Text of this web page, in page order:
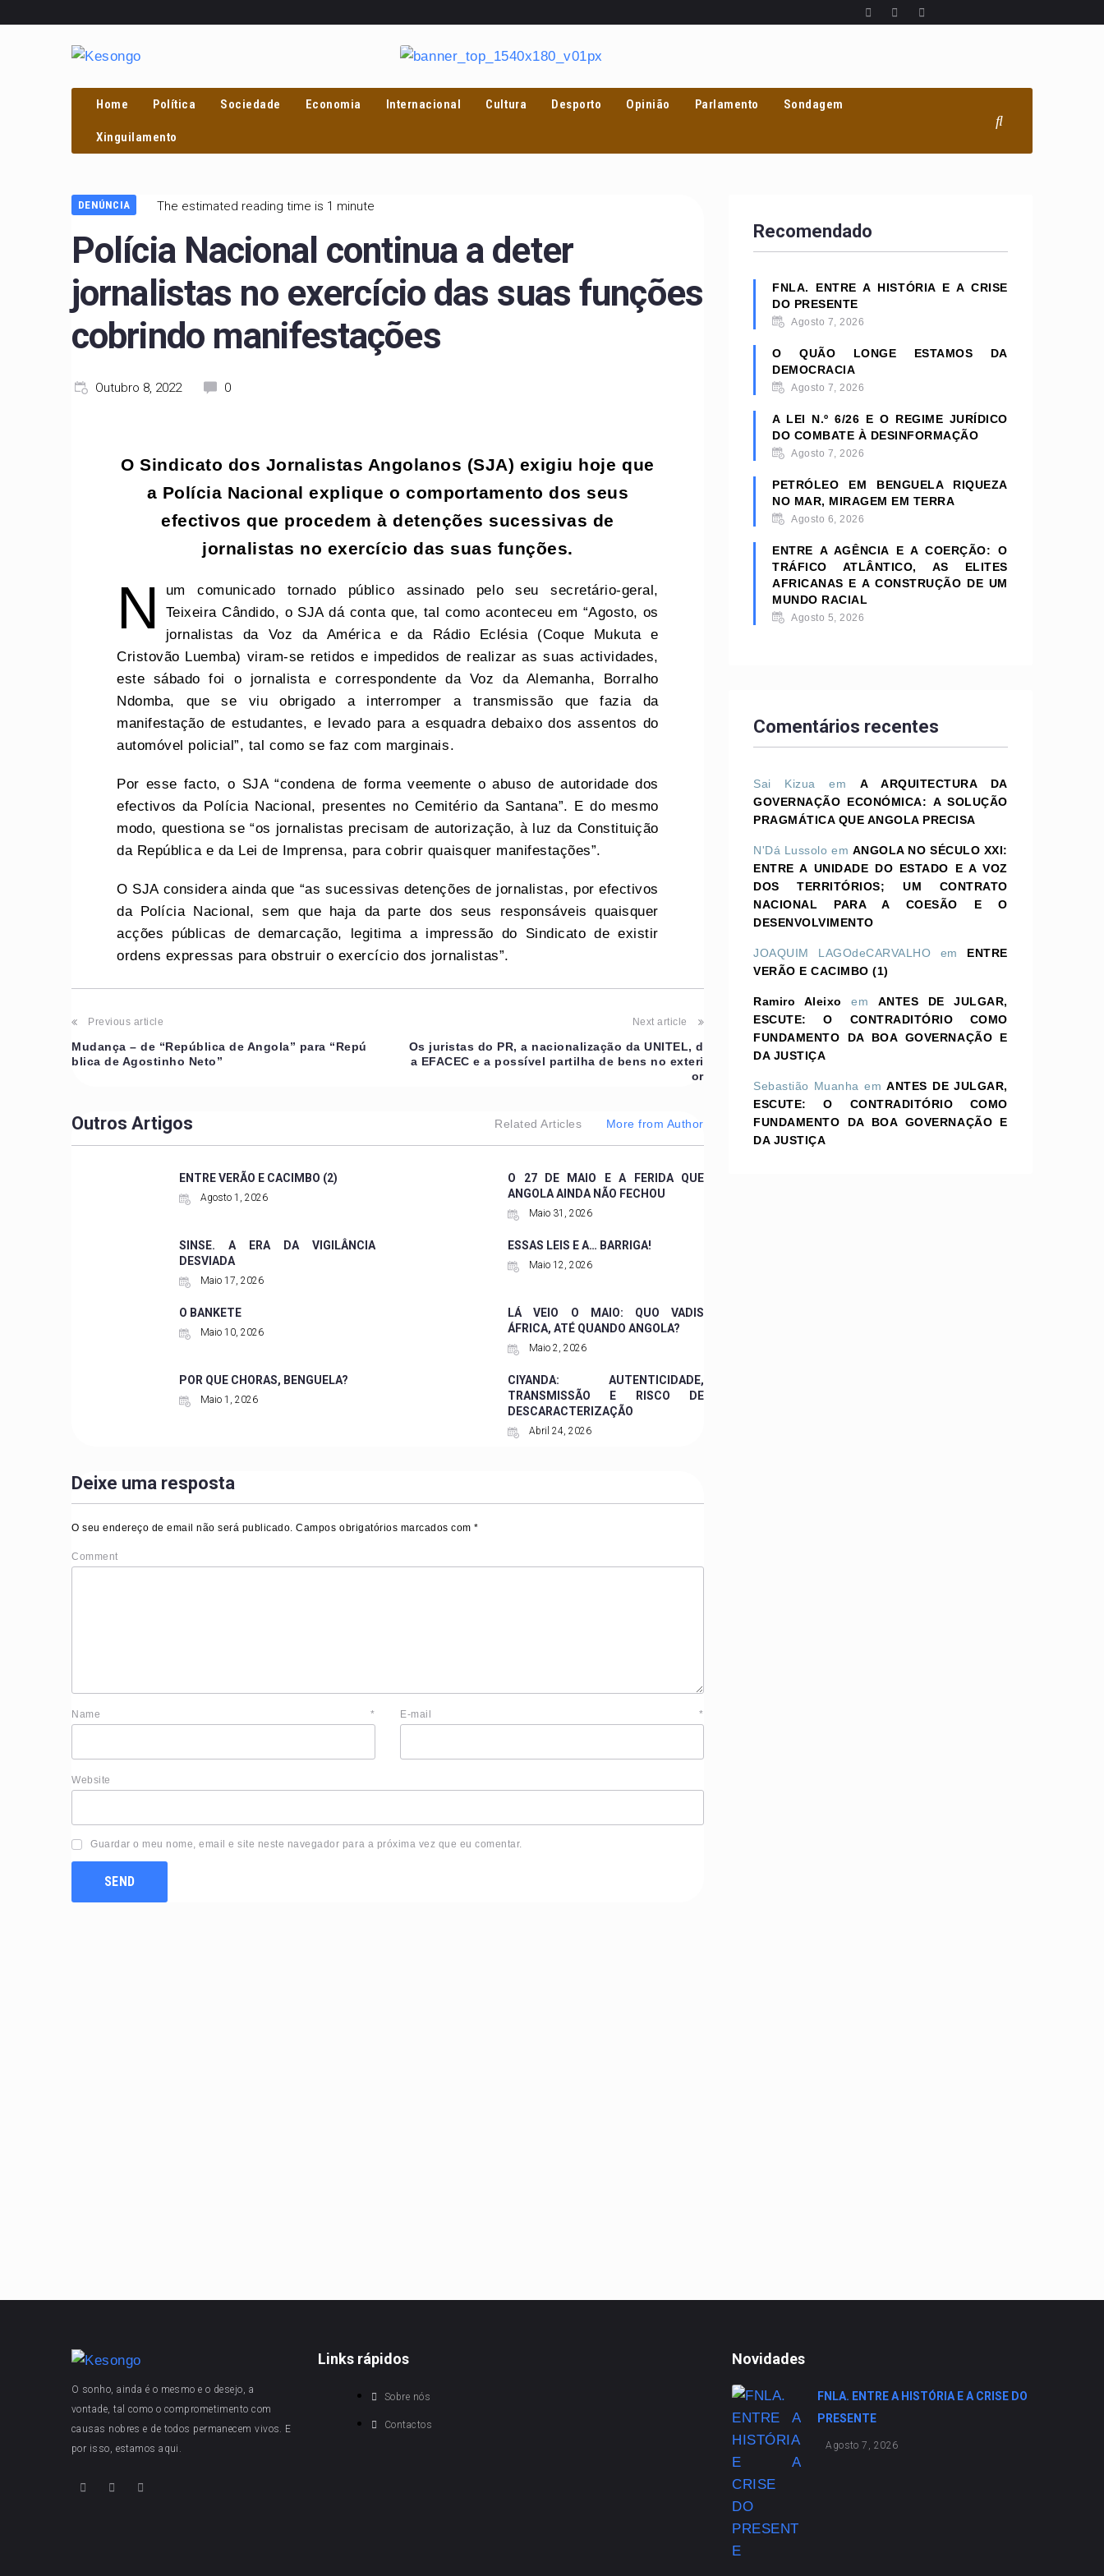
Home Política Sociedade Economia Internacional Cultura Desporto Opinião Parlamento Sondagem
Xinguilamento
DENÚNCIA The estimated reading time is 1 minute
Polícia Nacional continua a deter
jornalistas no exercício das suas funções
cobrindo manifestações
Outubro 8, 2022 0
O Sindicato dos Jornalistas Angolanos (SJA) exigiu hoje que
a Polícia Nacional explique o comportamento dos seus
efectivos que procedem à detenções sucessivas de
jornalistas no exercício das suas funções.
N
um comunicado tornado público assinado pelo seu secretário-geral,
Teixeira Cândido, o SJA dá conta que, tal como aconteceu em “Agosto, os
jornalistas da Voz da América e da Rádio Eclésia (Coque Mukuta e
Cristovão Luemba) viram-se retidos e impedidos de realizar as suas actividades,
este sábado foi o jornalista e correspondente da Voz da Alemanha, Borralho
Ndomba, que se viu obrigado a interromper a transmissão que fazia da
manifestação de estudantes, e levado para a esquadra debaixo dos assentos do
automóvel policial”, tal como se faz com marginais.
Por esse facto, o SJA “condena de forma veemente o abuso de autoridade dos
efectivos da Polícia Nacional, presentes no Cemitério da Santana”. E do mesmo
modo, questiona se “os jornalistas precisam de autorização, à luz da Constituição
da República e da Lei de Imprensa, para cobrir quaisquer manifestações”.
O SJA considera ainda que “as sucessivas detenções de jornalistas, por efectivos
da Polícia Nacional, sem que haja da parte dos seus responsáveis quaisquer
acções públicas de demarcação, legitima a impressão do Sindicato de existir
ordens expressas para obstruir o exercício dos jornalistas”.
Previous article
Mudança – de “República de Angola” para “Repú
blica de Agostinho Neto”
Next article
Os juristas do PR, a nacionalização da UNITEL, d
a EFACEC e a possível partilha de bens no exteri
or
Outros Artigos Related Articles More from Author
ENTRE VERÃO E CACIMBO (2)
Agosto 1, 2026
O 27 DE MAIO E A FERIDA QUE
ANGOLA AINDA NÃO FECHOU
Maio 31, 2026
SINSE. A ERA DA VIGILÂNCIA
DESVIADA
Maio 17, 2026
ESSAS LEIS E A… BARRIGA!
Maio 12, 2026
O BANKETE
Maio 10, 2026
LÁ VEIO O MAIO: QUO VADIS
ÁFRICA, ATÉ QUANDO ANGOLA?
Maio 2, 2026
POR QUE CHORAS, BENGUELA?
Maio 1, 2026
CIYANDA: AUTENTICIDADE,
TRANSMISSÃO E RISCO DE
DESCARACTERIZAÇÃO
Abril 24, 2026
Deixe uma resposta
O seu endereço de email não será publicado. Campos obrigatórios marcados com*
Comment
Name* E-mail*
Website
Guardar o meu nome, email e site neste navegador para a próxima vez que eu comentar.
Recomendado
FNLA. ENTRE A HISTÓRIA E A CRISE
DO PRESENTE
Agosto 7, 2026
O QUÃO LONGE ESTAMOS DA
DEMOCRACIA
Agosto 7, 2026
A LEI N.º 6/26 E O REGIME JURÍDICO
DO COMBATE À DESINFORMAÇÃO
Agosto 7, 2026
PETRÓLEO EM BENGUELA RIQUEZA
NO MAR, MIRAGEM EM TERRA
Agosto 6, 2026
ENTRE A AGÊNCIA E A COERÇÃO: O
TRÁFICO ATLÂNTICO, AS ELITES
AFRICANAS E A CONSTRUÇÃO DE UM
MUNDO RACIAL
Agosto 5, 2026
Comentários recentes
Sai Kizua emA ARQUITECTURA DA
GOVERNAÇÃO ECONÓMICA: A SOLUÇÃO
PRAGMÁTICA QUE ANGOLA PRECISA
N'Dá Lussolo em ANGOLA NO SÉCULO XXI:
ENTRE A UNIDADE DO ESTADO E A VOZ
DOS TERRITÓRIOS; UM CONTRATO
NACIONAL PARA A COESÃO E O
DESENVOLVIMENTO
JOAQUIM LAGOdeCARVALHO em ENTRE
VERÃO E CACIMBO (1)
Ramiro Aleixo em ANTES DE JULGAR,
ESCUTE: O CONTRADITÓRIO COMO
FUNDAMENTO DA BOA GOVERNAÇÃO E
DA JUSTIÇA
Sebastião Muanha emANTES DE JULGAR,
ESCUTE: O CONTRADITÓRIO COMO
FUNDAMENTO DA BOA GOVERNAÇÃO E
DA JUSTIÇA
O sonho, ainda é o mesmo e o desejo, a
vontade, tal como o comprometimento com
causas nobres e de todos permanecem vivos. E
por isso, estamos aqui.
Links rápidos
Sobre nós
Contactos
Novidades
FNLA. ENTRE A HISTÓRIA E A CRISE DO
PRESENTE
Agosto 7, 2026